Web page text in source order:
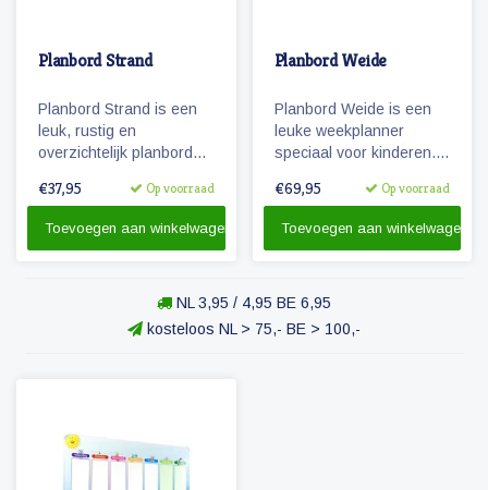
Planbord Strand
Planbord Strand is een
leuk, rustig en
overzichtelijk planbord
weekplanner is geschikt
beschrijfbaar.
€37,95 Op voorraad
Toevoegen aan winkelwagen
Planbord Weide
Planbord Weide is een
leuke weekplanner
speciaal voor kinderen.
metalen) planbord geeft
werkt met magnetische
€69,95 Op voorraad
Toevoegen aan winkelwagen
NL 3,95 / 4,95 BE 6,95
kosteloos NL > 75,- BE > 100,-